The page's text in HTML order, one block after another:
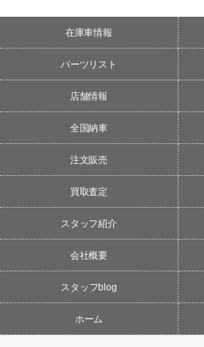
在庫車情報
パーツリスト
店舗情報
全国納車
注文販売
買取査定
スタッフ紹介
会社概要
スタッフblog
ホーム